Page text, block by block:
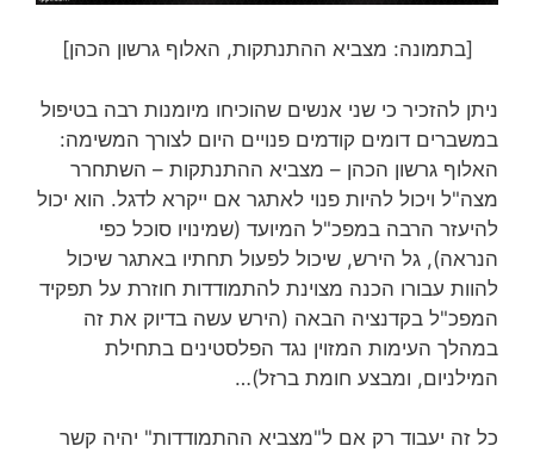
[בתמונה: מצביא ההתנתקות, האלוף גרשון הכהן]
ניתן להזכיר כי שני אנשים שהוכיחו מיומנות רבה בטיפול
במשברים דומים קודמים פנויים היום לצורך המשימה:
האלוף גרשון הכהן – מצביא ההתנתקות – השתחרר
מצה"ל ויכול להיות פנוי לאתגר אם ייקרא לדגל. הוא יכול
להיעזר הרבה במפכ"ל המיועד (שמינויו סוכל כפי
הנראה), גל הירש, שיכול לפעול תחתיו באתגר שיכול
להוות עבורו הכנה מצוינת להתמודדות חוזרת על תפקיד
המפכ"ל בקדנציה הבאה (הירש עשה בדיוק את זה
במהלך העימות המזוין נגד הפלסטינים בתחילת
המילניום, ומבצע חומת ברזל)…
כל זה יעבוד רק אם ל"מצביא ההתמודדות" יהיה קשר